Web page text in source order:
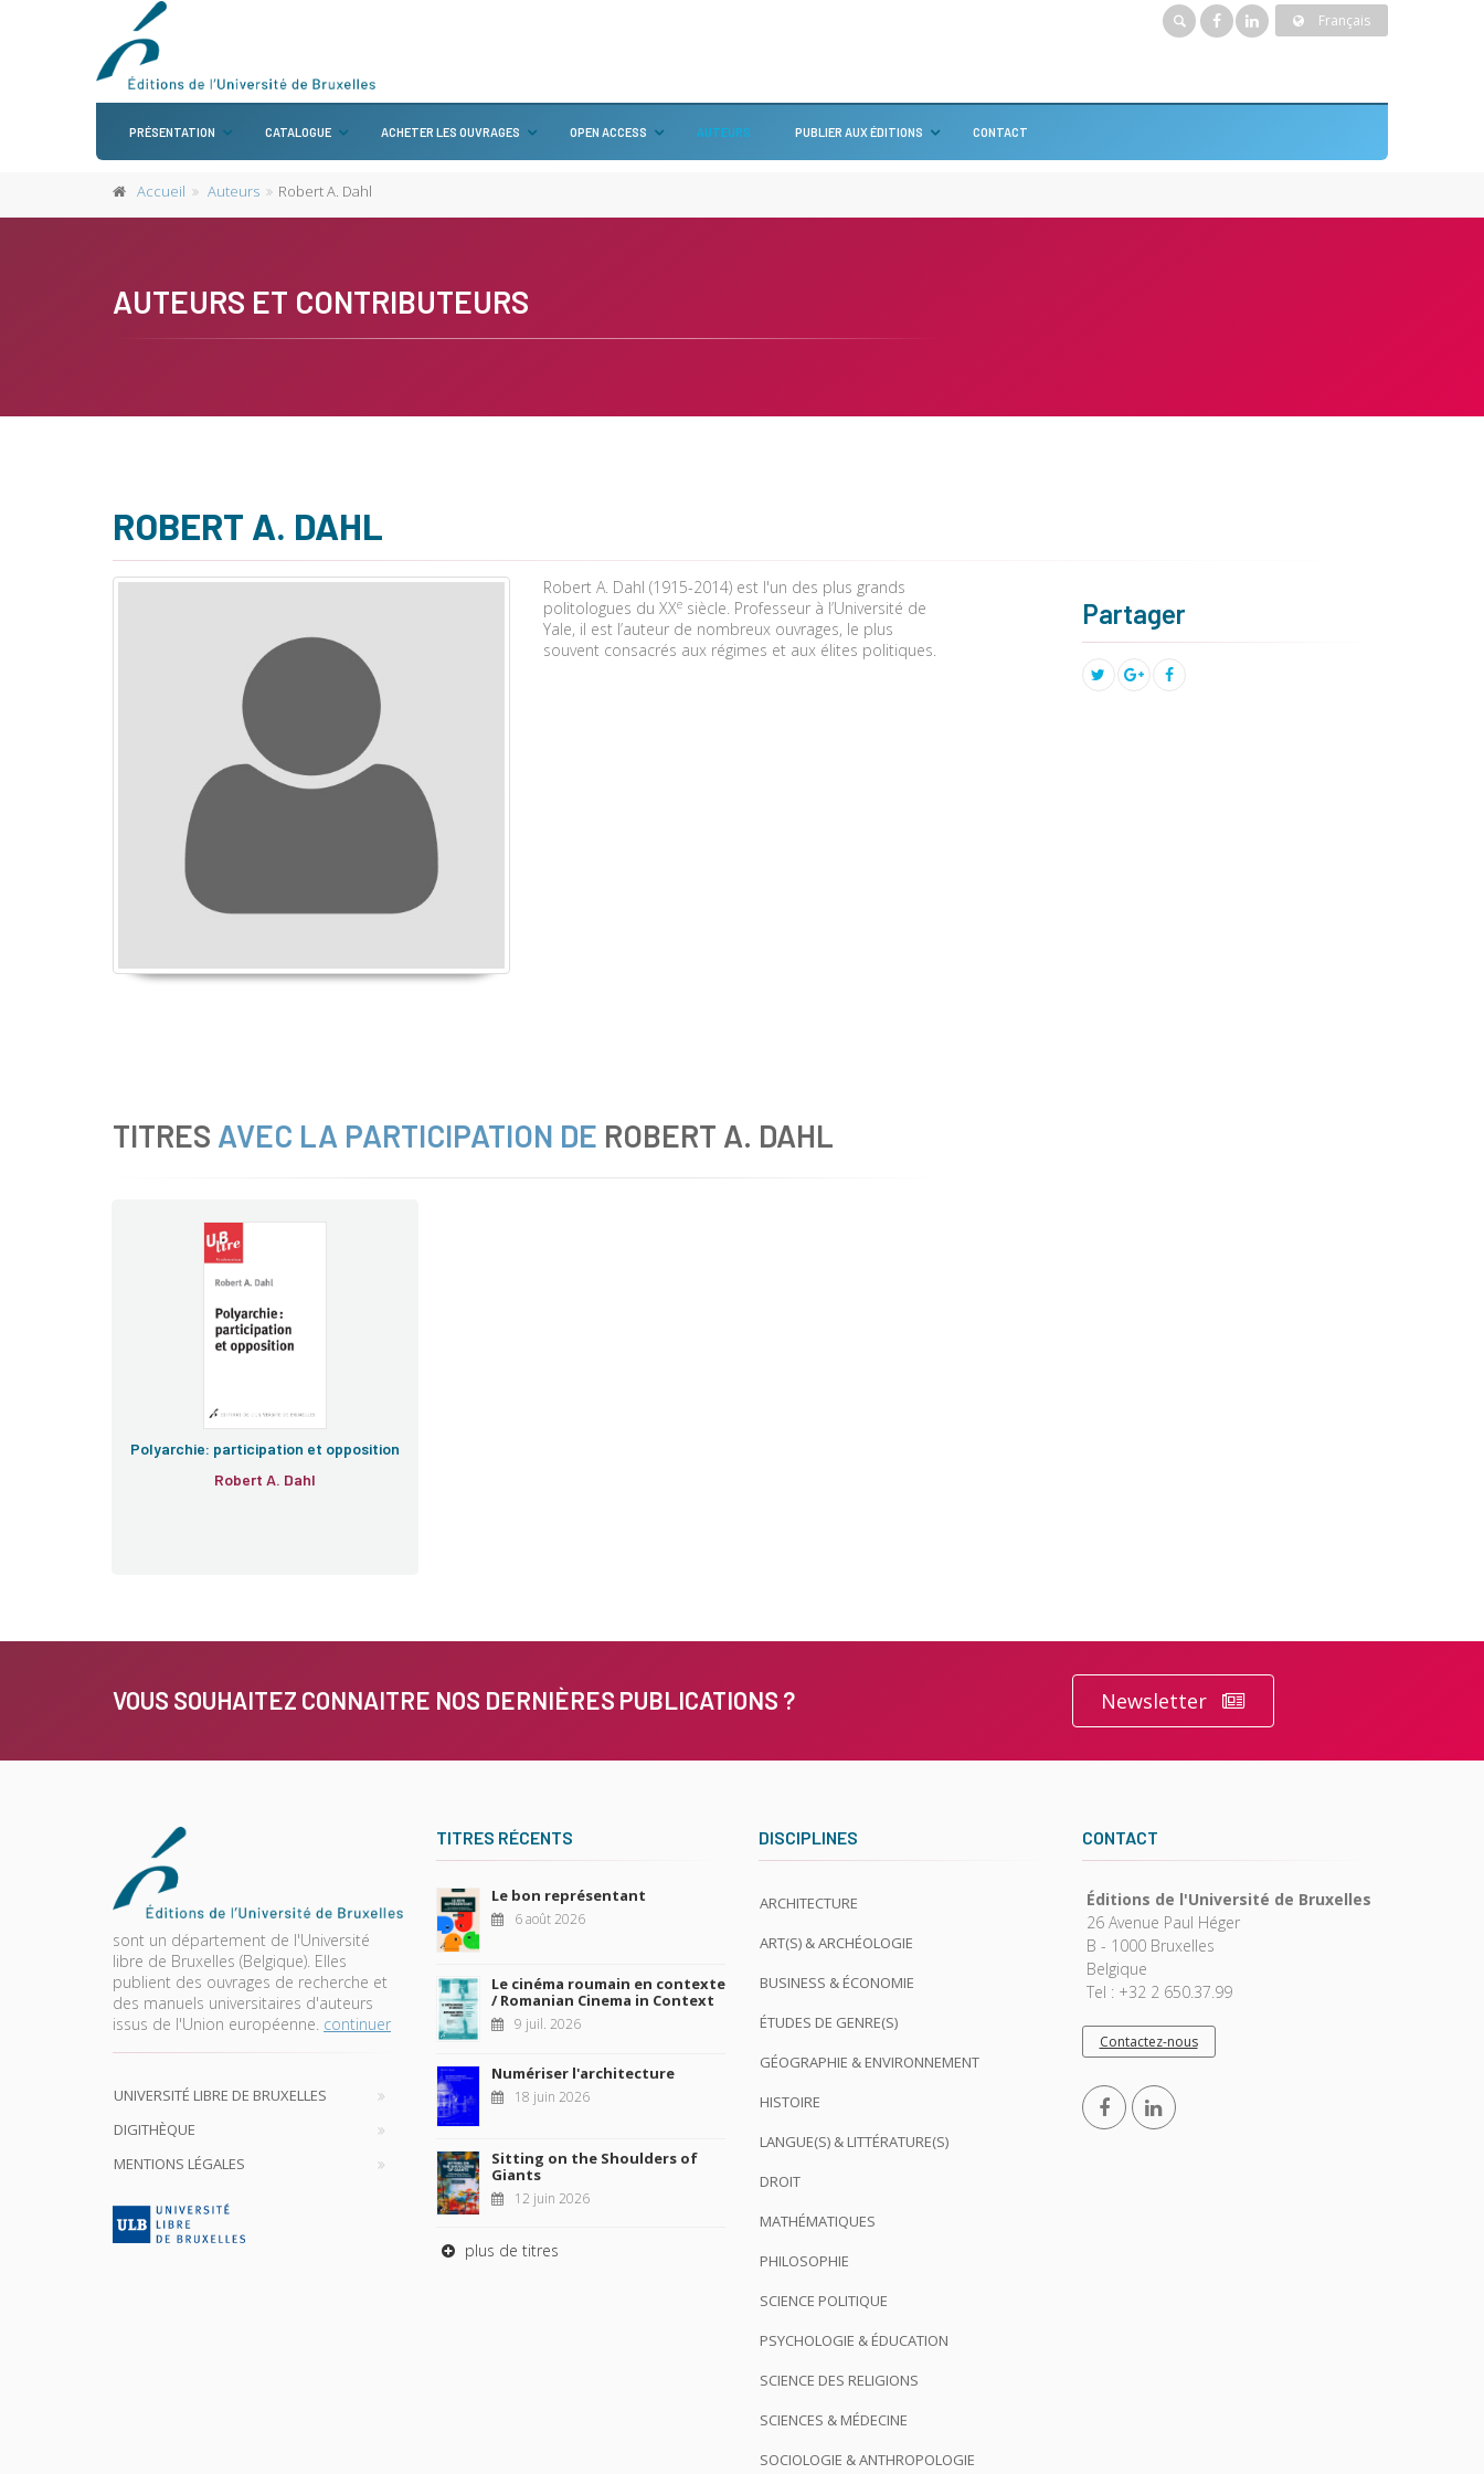
Français
PRÉSENTATION CATALOGUE ACHETER LES OUVRAGES OPEN ACCESS AUTEURS PUBLIER AUX ÉDITIONS CONTACT
Accueil Auteurs Robert A. Dahl
AUTEURS ET CONTRIBUTEURS
ROBERT A. DAHL
Robert A. Dahl (1915-2014) est l'un des plus grands
politologues du XXe siècle. Professeur à l’Université de
Yale, il est l’auteur de nombreux ouvrages, le plus
souvent consacrés aux régimes et aux élites politiques.
Partager
TITRES AVEC LA PARTICIPATION DE ROBERT A. DAHL
Polyarchie: participation et opposition
Robert A. Dahl
VOUS SOUHAITEZ CONNAITRE NOS DERNIÈRES PUBLICATIONS ? Newsletter
sont un département de l'Université
libre de Bruxelles (Belgique). Elles
publient des ouvrages de recherche et
des manuels universitaires d'auteurs
issus de l'Union européenne. continuer
UNIVERSITÉ LIBRE DE BRUXELLES
DIGITHÈQUE
MENTIONS LÉGALES
TITRES RÉCENTS
Le bon représentant
6 août 2026
Le cinéma roumain en contexte
/ Romanian Cinema in Context
9 juil. 2026
Numériser l'architecture
18 juin 2026
Sitting on the Shoulders of
Giants
12 juin 2026
plus de titres
DISCIPLINES
ARCHITECTURE
ART(S) & ARCHÉOLOGIE
BUSINESS & ÉCONOMIE
ÉTUDES DE GENRE(S)
GÉOGRAPHIE & ENVIRONNEMENT
HISTOIRE
LANGUE(S) & LITTÉRATURE(S)
DROIT
MATHÉMATIQUES
PHILOSOPHIE
SCIENCE POLITIQUE
PSYCHOLOGIE & ÉDUCATION
SCIENCE DES RELIGIONS
SCIENCES & MÉDECINE
SOCIOLOGIE & ANTHROPOLOGIE
CONTACT
Éditions de l'Université de Bruxelles
26 Avenue Paul Héger
B - 1000 Bruxelles
Belgique
Tel : +32 2 650.37.99
Contactez-nous